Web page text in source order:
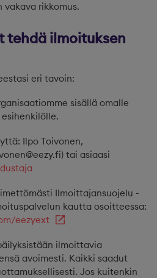
rikkomus.
tehdä ilmoituksen
eri tavoin:
sisällä omalle
Ilpo Toivonen,
tai asiaasi
Ilmoittajansuojelu -
kautta osoitteessa:
eezyext
ilmoittavia
avoimesti. Kaikki saadut
Jos kuitenkin